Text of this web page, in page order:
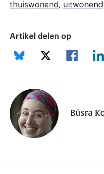
thuiswonend uitwonend
Artikel delen op
Büsra